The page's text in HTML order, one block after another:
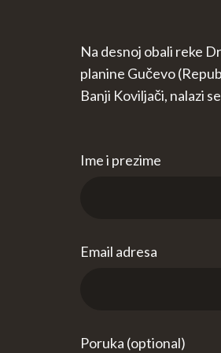
Na desnoj obali reke
planine Gučevo
Banji Koviljači, nalazi
Ime i prezime
Email adresa
Poruka (optional)